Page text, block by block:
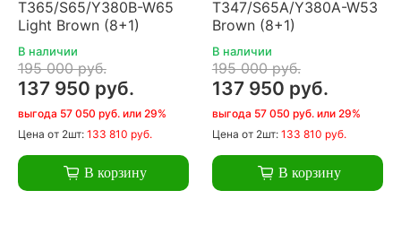
T365/S65/Y380B-W65
Light Brown (8+1)
В наличии
195 000 руб.
137 950 руб.
выгода 57 050 руб. или 29%
Цена от 2шт: 133 810 руб.
В корзину
T347/S65A/Y380A-W53
Brown (8+1)
В наличии
195 000 руб.
137 950 руб.
выгода 57 050 руб. или 29%
Цена от 2шт: 133 810 руб.
В корзину